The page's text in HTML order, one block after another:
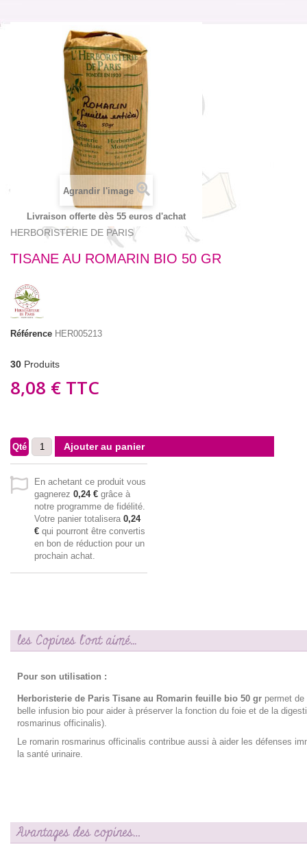
Agrandir l'image
Livraison offerte dès 55 euros d'achat
HERBORISTERIE DE PARIS
TISANE AU ROMARIN BIO 50 GR
Référence HER005213
30 Produits
8,08 € TTC
Qté Ajouter au panier
En achetant ce produit vous
gagnerez 0,24 € grâce à
notre programme de fidélité.
Votre panier totalisera 0,24
€ qui pourront être convertis
en bon de réduction pour un
prochain achat.
les Copines l'ont aimé...
Pour son utilisation :
Herboristerie de Paris Tisane au Romarin feuille bio 50 gr permet de
belle infusion bio pour aider à préserver la fonction du foie et de la
rosmarinus officinalis).
Le romarin rosmarinus officinalis contribue aussi à aider les défenses
la santé urinaire.
Avantages des copines…